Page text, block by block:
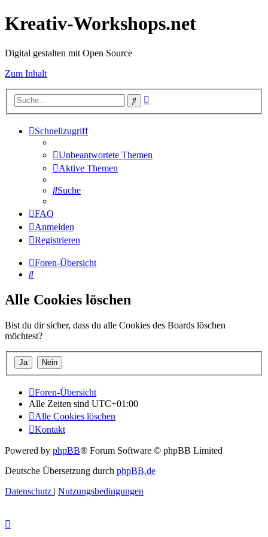
Kreativ-Workshops.net
Digital gestalten mit Open Source
Zum Inhalt
Suche
Schnellzugriff
Unbeantwortete Themen
Aktive Themen
Suche
FAQ
Anmelden
Registrieren
Foren-Übersicht
Suche
Alle Cookies löschen
Bist du dir sicher, dass du alle Cookies des Boards löschen
möchtest?
Foren-Übersicht
Alle Zeiten sind UTC+01:00
Alle Cookies löschen
Kontakt
Powered by phpBB® Forum Software © phpBB Limited
Deutsche Übersetzung durch phpBB.de
Datenschutz | Nutzungsbedingungen